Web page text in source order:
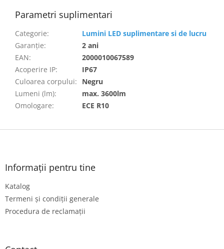
Parametri suplimentari
Categorie:
Lumini LED suplimentare si de lucru
Garanţie:
2 ani
EAN:
2000010067589
Acoperire IP:
IP67
Culoarea corpului:
Negru
Lumeni (lm):
max. 3600lm
Omologare: ECE R10
S
Informații pentru tine
Katalog
Termeni și condiții generale
Procedura de reclamații